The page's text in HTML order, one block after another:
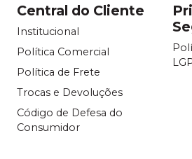
Central do Cliente
Institucional
Política Comercial
Política de Frete
Trocas e Devoluções
Código de Defesa do
Consumidor